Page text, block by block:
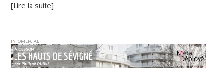
[Lire la suite]
INFOMERCIAL